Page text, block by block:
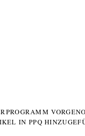
IN PPQ